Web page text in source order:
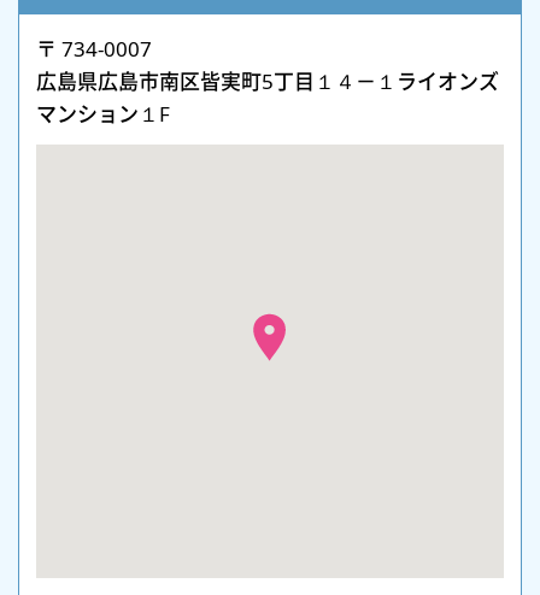
〒 734-0007
広島県広島市南区皆実町5丁目１４－１ライオンズ
マンション１F